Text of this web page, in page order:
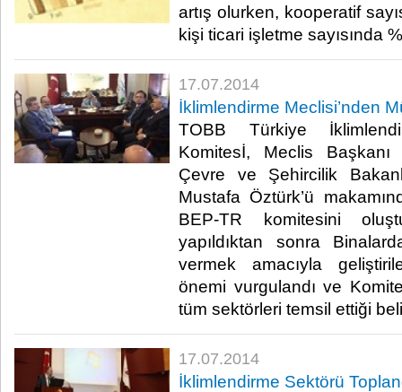
artış olurken, kooperatif
kişi ticari işletme sayısında
17.07.2014
İklimlendirme Meclisi’nden
TOBB Türkiye
Komitesİ, Meclis
Çevre ve Şehircilik
Mustafa Öztürk’ü
BEP-TR komitesini
yapıldıktan sonra
vermek amacıyla
önemi vurgulandı ve
tüm sektörleri temsil ettiği
17.07.2014
İklimlendirme Sektörü